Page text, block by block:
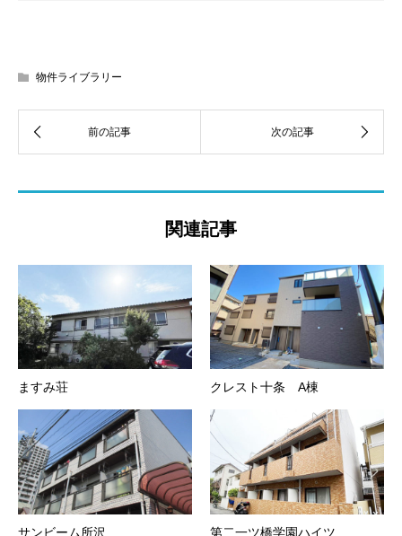
物件ライブラリー
関連記事
ますみ荘 クレスト十条 A棟
サンビーム所沢 第二一ツ橋学園ハイツ